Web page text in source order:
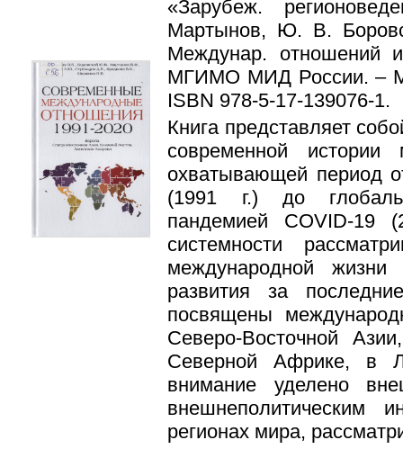
«Зарубеж.
Мартынов, Ю. В.
Междунар. отношений
МГИМО МИД России. –
ISBN 978-5-17-139076-1.
Книга представляет
современной исто­рии
охватывающей период
(1991 г.) до
пандемией COVID-19
системности
между­народной
развития за
посвящены
Северо-Восточной
Северной Африке, в
внимание уделено
внешнеполитическим
регионах мира,